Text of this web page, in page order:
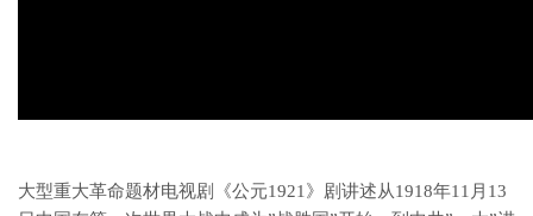
大型重大革命题材电视剧《公元1921》剧讲述从1918年11月13